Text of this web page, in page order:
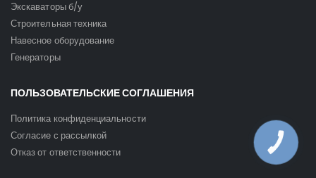
Экскаваторы б/у
Строительная техника
Навесное оборудование
Генераторы
ПОЛЬЗОВАТЕЛЬСКИЕ СОГЛАШЕНИЯ
Политика конфиденциальности
Согласие с рассылкой
Отказ от ответственности
КНОПКА
ЗВ'ЯЗКУ